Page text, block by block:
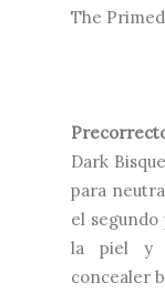
The
Dark
para
el
la piel y
concealer